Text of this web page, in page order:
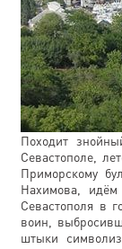
Походит
Севастополе,
Приморскому
Нахимова, идём
Севастополя в
воин,
штыки